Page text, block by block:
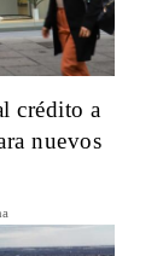
crédito a
nuevos